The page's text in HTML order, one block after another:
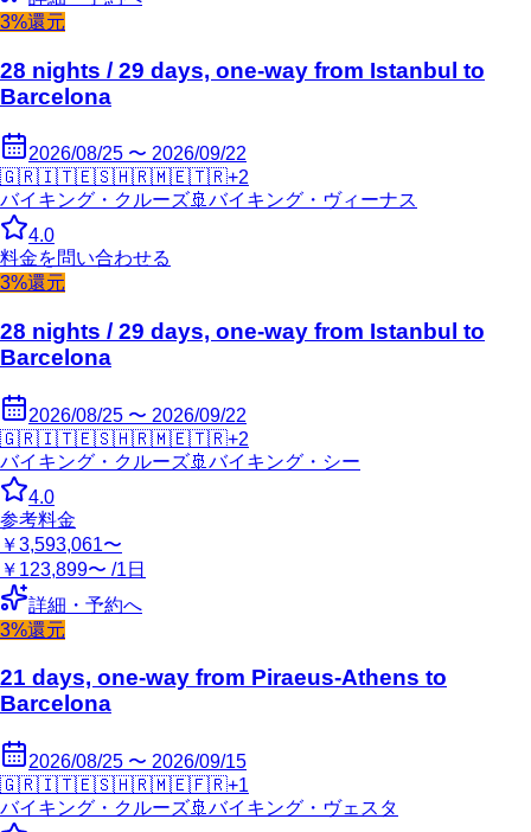
3%還元
28 nights / 29 days, one-way from Istanbul to
Barcelona
2026/08/25 〜 2026/09/22
🇬🇷🇮🇹🇪🇸🇭🇷🇲🇪🇹🇷+2
バイキング・クルーズ🚢 バイキング・ヴィーナス
4.0
料金を問い合わせる
3%還元
28 nights / 29 days, one-way from Istanbul to
Barcelona
2026/08/25 〜 2026/09/22
🇬🇷🇮🇹🇪🇸🇭🇷🇲🇪🇹🇷+2
バイキング・クルーズ🚢 バイキング・シー
4.0
参考料金
￥3,593,061〜
￥123,899〜 /1日
詳細・予約へ
3%還元
21 days, one-way from Piraeus-Athens to
Barcelona
2026/08/25 〜 2026/09/15
🇬🇷🇮🇹🇪🇸🇭🇷🇲🇪🇫🇷+1
バイキング・クルーズ🚢 バイキング・ヴェスタ